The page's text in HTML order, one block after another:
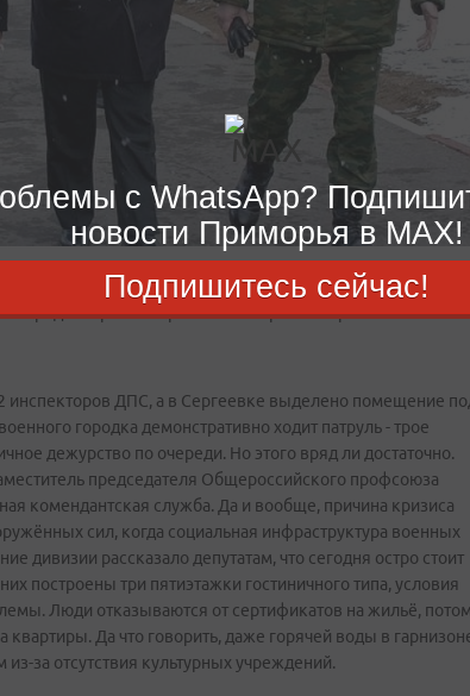
инспекторов ДПС, а в Сергеевке выделено помещение
городка демонстративно ходит патруль - трое
дежурство по очереди. Но этого вряд ли достаточно.
председателя Общероссийского профсоюза
комендантская служба. Да и вообще, причина кризиса
сил, когда социальная инфраструктура военных
дивизии рассказало депутатам, что сегодня остро стоит
построены три пятиэтажки гостиничного типа, условия
Люди отказываются от сертификатов на жильё,
Да что говорить, даже горячей воды в
за отсутствия культурных учреждений.
с WhatsApp?
новости Приморья в MAX!
Подпишитесь сейчас!